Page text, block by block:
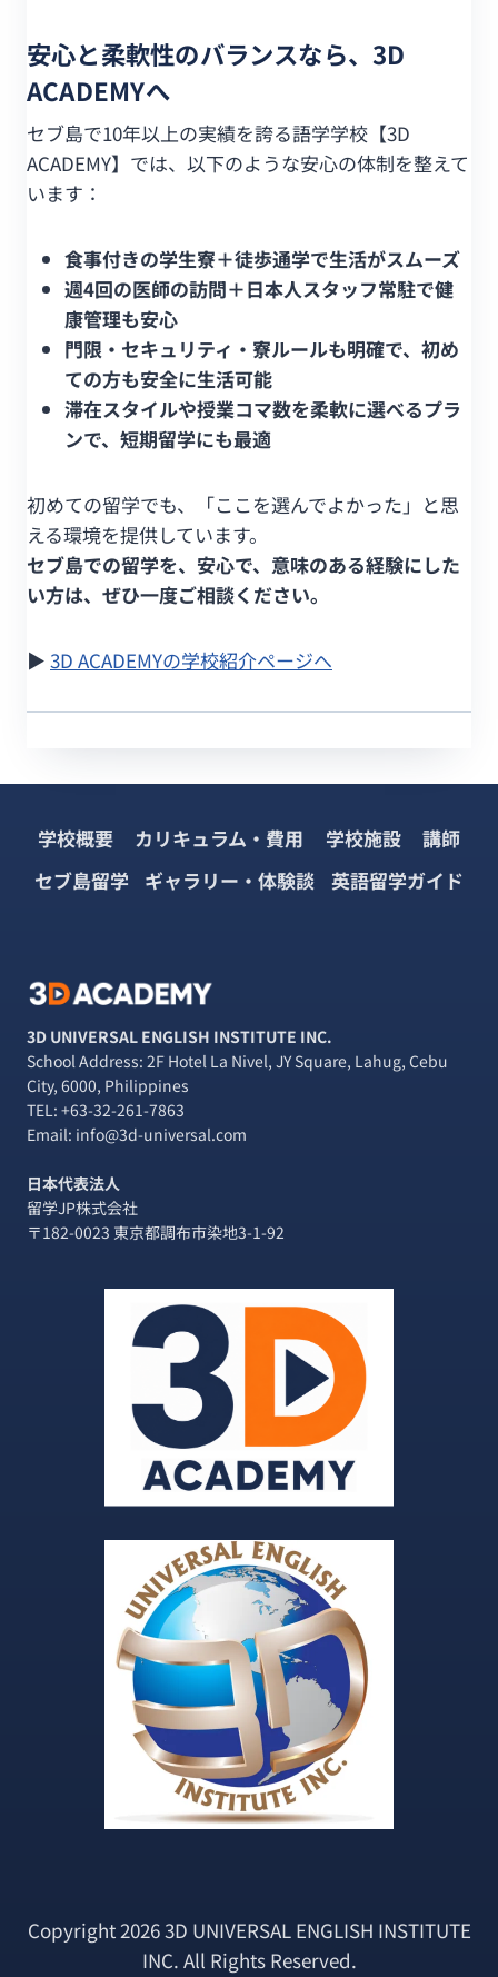
安心と柔軟性のバランスなら、3D
ACADEMYへ
セブ島で10年以上の実績を誇る語学学校【3D
ACADEMY】では、以下のような安心の体制を整えて
います：
食事付きの学生寮＋徒歩通学で生活がスムーズ
週4回の医師の訪問＋日本人スタッフ常駐で健
康管理も安心
門限・セキュリティ・寮ルールも明確で、初め
ての方も安全に生活可能
滞在スタイルや授業コマ数を柔軟に選べるプラ
ンで、短期留学にも最適
初めての留学でも、「ここを選んでよかった」と思
える環境を提供しています。
セブ島での留学を、安心で、意味のある経験にした
い方は、ぜひ一度ご相談ください。
▶︎ 3D ACADEMYの学校紹介ページへ
学校概要 カリキュラム・費用 学校施設
講師
セブ島留学 ギャラリー・体験談 英語留学ガイド
3D UNIVERSAL ENGLISH INSTITUTE INC.
School Address: 2F Hotel La Nivel, JY Square, Lahug, Cebu
City, 6000, Philippines
TEL: +63-32-261-7863
Email: info@3d-universal.com
日本代表法人
留学JP株式会社
〒182-0023 東京都調布市染地3-1-92
Copyright 2026 3D UNIVERSAL ENGLISH INSTITUTE
INC. All Rights Reserved.